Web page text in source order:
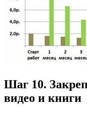
Шаг 10.
видео и книги